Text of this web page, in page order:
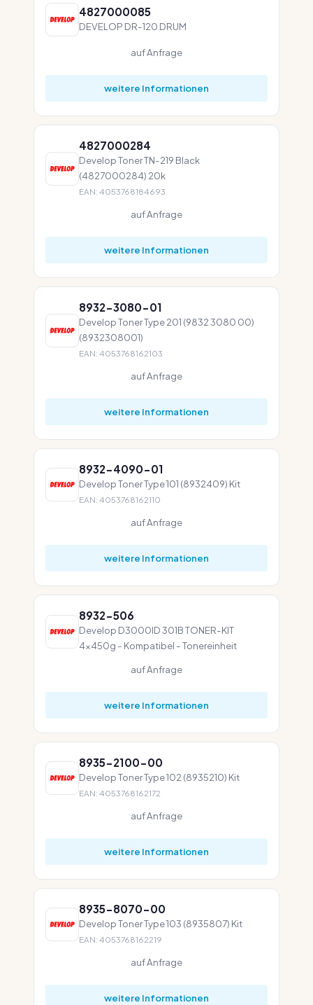
4827000085
DEVELOP DR-120 DRUM
auf Anfrage
weitere Informationen
4827000284
Develop Toner TN-219 Black
(4827000284) 20k
EAN: 4053768184693
auf Anfrage
weitere Informationen
8932-3080-01
Develop Toner Type 201 (9832 3080 00)
(8932308001)
EAN: 4053768162103
auf Anfrage
weitere Informationen
8932-4090-01
Develop Toner Type 101 (8932409) Kit
EAN: 4053768162110
auf Anfrage
weitere Informationen
8932-506
Develop D3000ID 301B TONER-KIT
4x450g - Kompatibel - Tonereinheit
auf Anfrage
weitere Informationen
8935-2100-00
Develop Toner Type 102 (8935210) Kit
EAN: 4053768162172
auf Anfrage
weitere Informationen
8935-8070-00
Develop Toner Type 103 (8935807) Kit
EAN: 4053768162219
auf Anfrage
weitere Informationen